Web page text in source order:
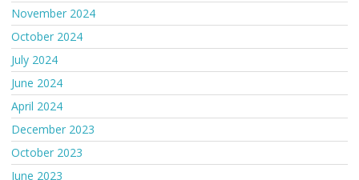
November 2024
October 2024
July 2024
June 2024
April 2024
December 2023
October 2023
June 2023